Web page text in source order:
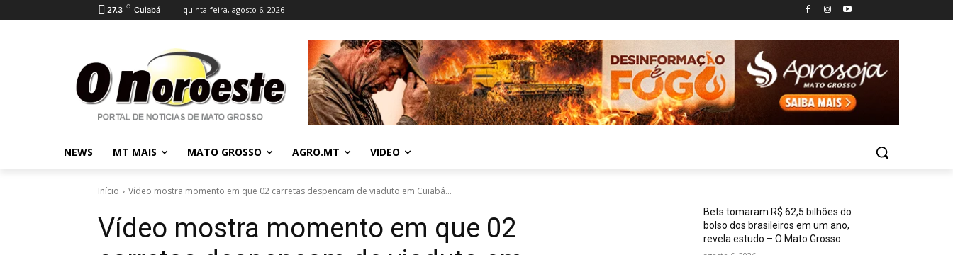
27.3 C Cuiabá quinta-feira, agosto 6, 2026
NEWS MT MAIS MATO GROSSO AGRO.MT VIDEO
Início Vídeo mostra momento em que 02 carretas despencam de viaduto em Cuiabá...
Vídeo mostra momento em que 02
Bets tomaram R$ 62,5 bilhões do
bolso dos brasileiros em um ano,
revela estudo – O Mato Grosso